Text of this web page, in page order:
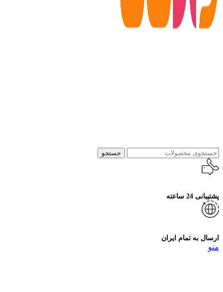
جستجو
پشتیبانی 24 ساعته
ارسال به تمام ایران
منو